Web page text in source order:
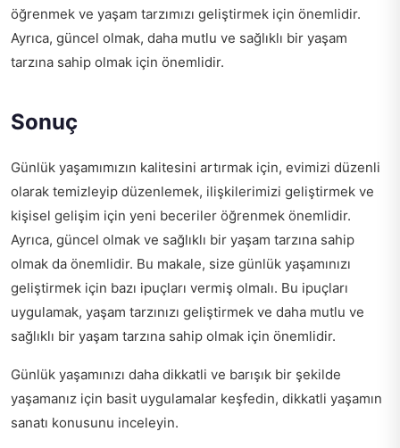
öğrenmek ve yaşam tarzımızı geliştirmek için önemlidir.
Ayrıca, güncel olmak, daha mutlu ve sağlıklı bir yaşam
tarzına sahip olmak için önemlidir.
Sonuç
Günlük yaşamımızın kalitesini artırmak için, evimizi düzenli
olarak temizleyip düzenlemek, ilişkilerimizi geliştirmek ve
kişisel gelişim için yeni beceriler öğrenmek önemlidir.
Ayrıca, güncel olmak ve sağlıklı bir yaşam tarzına sahip
olmak da önemlidir. Bu makale, size günlük yaşamınızı
geliştirmek için bazı ipuçları vermiş olmalı. Bu ipuçları
uygulamak, yaşam tarzınızı geliştirmek ve daha mutlu ve
sağlıklı bir yaşam tarzına sahip olmak için önemlidir.
Günlük yaşamınızı daha dikkatli ve barışık bir şekilde
yaşamanız için basit uygulamalar keşfedin, dikkatli yaşamın
sanatı konusunu inceleyin.